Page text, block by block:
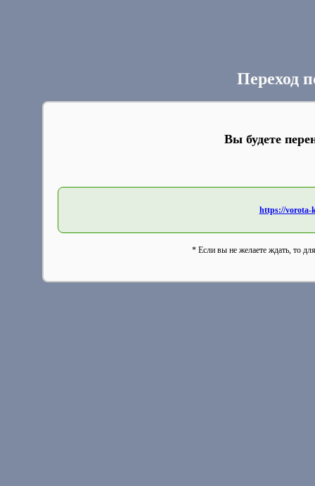
Переход
Вы будете
https://vorota-
* Если вы не желаете ждать, то